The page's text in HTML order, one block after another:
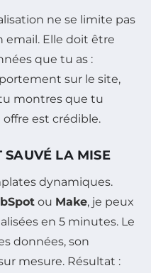
ne se limite pas
email. Elle doit être
que tu as :
sur le site,
montres que tu
est crédible.
SAUVÉ LA MISE
dynamiques.
ou Make, je peux
en 5 minutes. Le
données, son
mesure. Résultat :